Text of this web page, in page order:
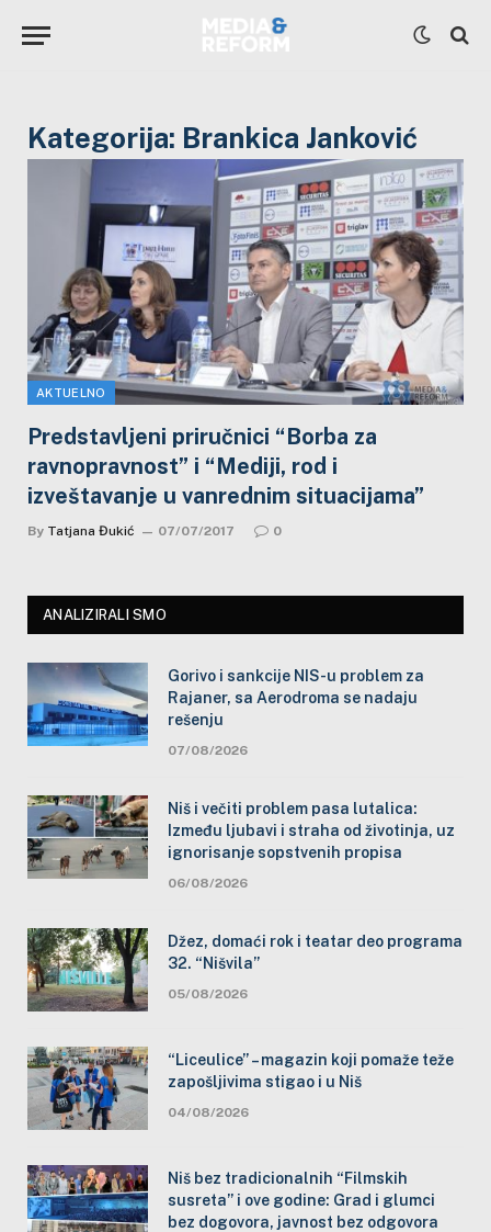
Kategorija: Brankica Janković
AKTUELNO
Predstavljeni priručnici “Borba za
ravnopravnost” i “Mediji, rod i
izveštavanje u vanrednim situacijama”
By Tatjana Đukić 07/07/2017 0
ANALIZIRALI SMO
Gorivo i sankcije NIS-u problem za
Rajaner, sa Aerodroma se nadaju
rešenju
07/08/2026
Niš i večiti problem pasa lutalica:
Između ljubavi i straha od životinja, uz
ignorisanje sopstvenih propisa
06/08/2026
Džez, domaći rok i teatar deo programa
32. “Nišvila”
05/08/2026
“Liceulice” – magazin koji pomaže teže
zapošljivima stigao i u Niš
04/08/2026
Niš bez tradicionalnih “Filmskih
susreta” i ove godine: Grad i glumci
bez dogovora, javnost bez odgovora